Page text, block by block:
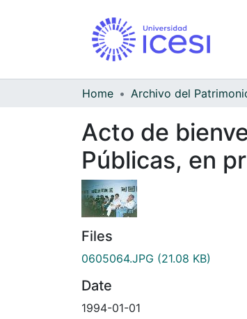
Home
Acto de
Públicas, en
Files
0605064.JPG (21.08 KB)
Date
1994-01-01